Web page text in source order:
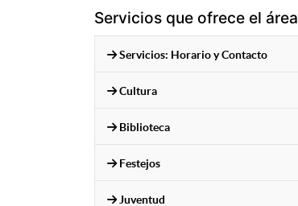
Servicios que ofrece el área
Servicios: Horario y Contacto
Cultura
Biblioteca
Festejos
Juventud